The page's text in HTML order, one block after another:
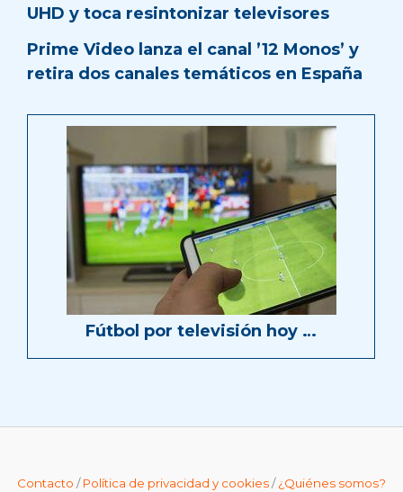
UHD y toca resintonizar televisores
Prime Video lanza el canal ’12 Monos’ y
retira dos canales temáticos en España
Fútbol por televisión hoy …
Contacto /Política de privacidad y cookies/¿Quiénes somos?